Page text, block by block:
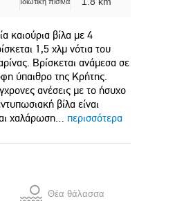
καιούρια βίλα με 4
1,5 χλμ νότια του
Βρίσκεται ανάμεσα σε
ύπαιθρο της Κρήτης.
ανέσεις με το ήσυχο
βίλα είναι
χαλάρωση… περισσότερα
Θέα θάλασσα